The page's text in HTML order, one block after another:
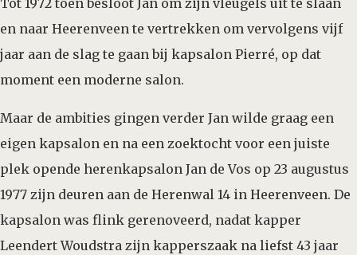
Tot 1972 toen besloot Jan om zijn vleugels uit te slaan
en naar Heerenveen te vertrekken om vervolgens vijf
jaar aan de slag te gaan bij kapsalon Pierré, op dat
moment een moderne salon.
Maar de ambities gingen verder Jan wilde graag een
eigen kapsalon en na een zoektocht voor een juiste
plek opende herenkapsalon Jan de Vos op 23 augustus
1977 zijn deuren aan de Herenwal 14 in Heerenveen. De
kapsalon was flink gerenoveerd, nadat kapper
Leendert Woudstra zijn kapperszaak na liefst 43 jaar